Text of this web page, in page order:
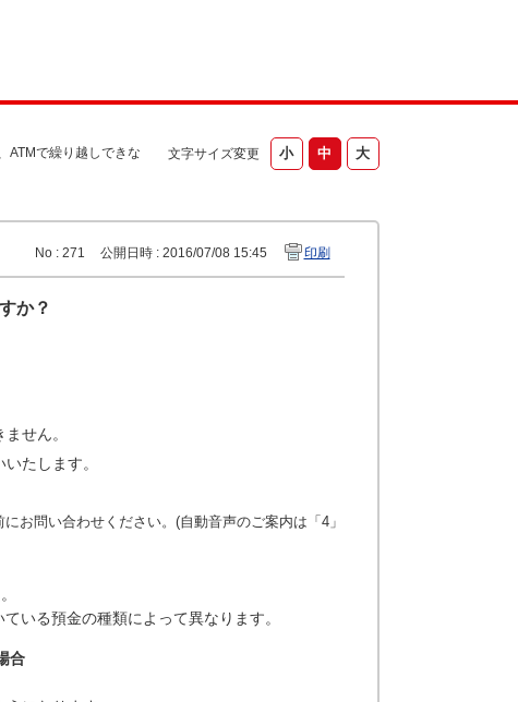
文字サイズ変更
ATMで繰り越しできな
No : 271 公開日時 : 2016/07/08 15:45 印刷
か？
せん。
たします。
お問い合わせください。(自動音声のご案内は「4」
いる預金の種類によって異なります。
合